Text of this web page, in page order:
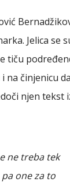
Jelica se
tiču
na činjenicu
njen tekst
ne treba tek
one za to